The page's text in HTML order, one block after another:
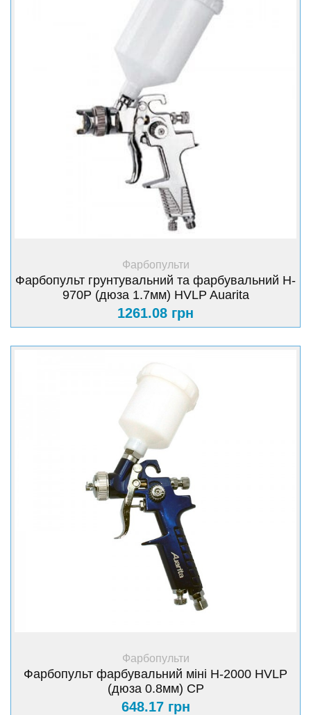
+ Купити
Фарбопульти
Фарбопульт грунтувальний та фарбувальний H-
970Р (дюза 1.7мм) HVLP Auarita
1261.08 грн
+ Купити
Фарбопульти
Фарбопульт фарбувальний міні H-2000 HVLP
(дюза 0.8мм) CP
648.17 грн